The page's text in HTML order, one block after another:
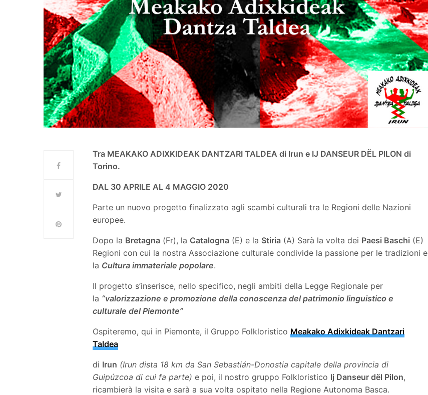
Tra MEAKAKO ADIXKIDEAK DANTZARI TALDEA di Irun e IJ DANSEUR DËL PILON di
Torino.
DAL 30 APRILE AL 4 MAGGIO 2020
Parte un nuovo progetto finalizzato agli scambi culturali tra le Regioni delle Nazioni
europee.
Dopo la Bretagna (Fr), la Catalogna (E) e la Stiria (A) Sarà la volta dei Paesi Baschi (E)
Regioni con cui la nostra Associazione culturale condivide la passione per le tradizioni e
la Cultura immateriale popolare.
Il progetto s’inserisce, nello specifico, negli ambiti della Legge Regionale per
la “valorizzazione e promozione della conoscenza del patrimonio linguistico e
culturale del Piemonte”
Ospiteremo, qui in Piemonte, il Gruppo Folkloristico Meakako Adixkideak Dantzari
Taldea
di Irun (Irun dista 18 km da San Sebastián-Donostia capitale della provincia di
Guipúzcoa di cui fa parte) e poi, il nostro gruppo Folkloristico Ij Danseur dël Pilon,
ricambierà la visita e sarà a sua volta ospitato nella Regione Autonoma Basca.